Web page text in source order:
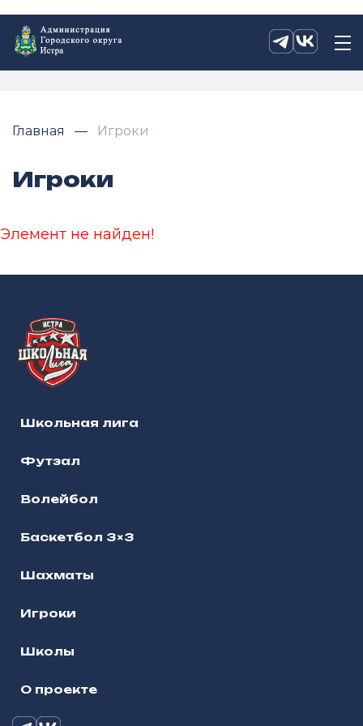
Главная Игроки
Игроки
Элемент не найден!
Школьная лига
Футзал
Волейбол
Баскетбол 3×3
Шахматы
Игроки
Школы
О проекте